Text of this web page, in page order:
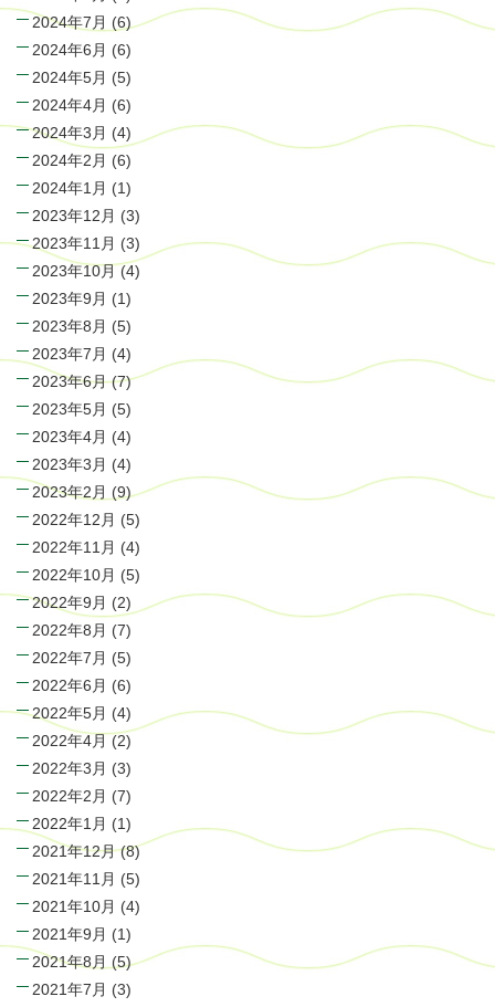
2024年7月 (6)
2024年6月 (6)
2024年5月 (5)
2024年4月 (6)
2024年3月 (4)
2024年2月 (6)
2024年1月 (1)
2023年12月 (3)
2023年11月 (3)
2023年10月(4)
2023年9月 (1)
2023年8月 (5)
2023年7月 (4)
2023年6月(7)
2023年5月 (5)
2023年4月 (4)
2023年3月 (4)
2023年2月 (9)
2022年12月 (5)
2022年11月 (4)
2022年10月 (5)
2022年9月 (2)
2022年8月 (7)
2022年7月 (5)
2022年6月 (6)
2022年5月 (4)
2022年4月 (2)
2022年3月 (3)
2022年2月 (7)
2022年1月 (1)
2021年12月(8)
2021年11月 (5)
2021年10月 (4)
2021年9月 (1)
2021年8月 (5)
2021年7月 (3)